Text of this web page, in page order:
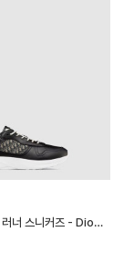
디올 남성 B25 러너 스니커즈 - Dior Mens B25 Runner Sneaker -…